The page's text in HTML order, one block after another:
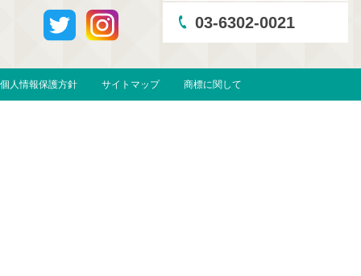
03-6302-0021
個人情報保護方針 サイトマップ 商標に関して